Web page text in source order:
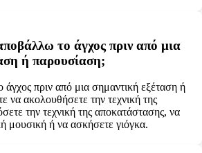
το άγχος πριν από μια
ή παρουσίαση;
άγχος πριν από μια σημαντική εξέταση ή
να ακολουθήσετε την τεχνική της
την τεχνική της αποκατάστασης, να
μουσική ή να ασκήσετε γιόγκα.